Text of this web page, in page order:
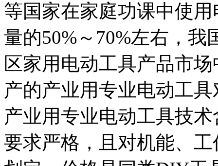
等国家在家庭功课中使
量的50%～70%左右，
区家用电动工具产品市
产的产业用专业电动工
产业用专业电动工具技
要求严格，且对机能、